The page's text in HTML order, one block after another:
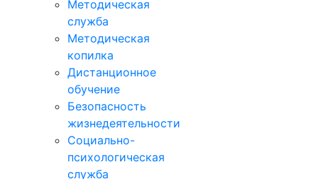
Методическая
служба
Методическая
копилка
Дистанционное
обучение
Безопасность
жизнедеятельности
Социально-
психологическая
служба